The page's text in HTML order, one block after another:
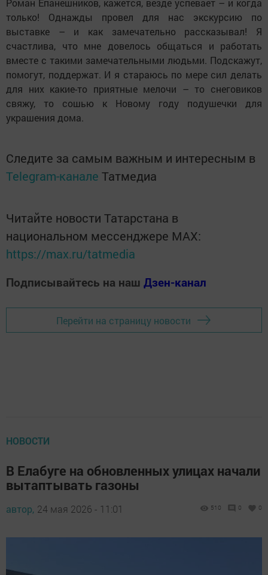
Роман Епанешников, кажется, везде успевает – и когда
только! Однажды провел для нас экскурсию по
выставке – и как замечательно рассказывал! Я
счастлива, что мне довелось общаться и работать
вместе с такими замечательными людьми. Подскажут,
помогут, поддержат. И я стараюсь по мере сил делать
для них какие-то приятные мелочи – то снеговиков
свяжу, то сошью к Новому году подушечки для
украшения дома.
Следите за самым важным и интересным в
Telegram-канале Татмедиа
Читайте новости Татарстана в
национальном мессенджере MАХ:
https://max.ru/tatmedia
Подписывайтесь на наш Дзен-канал
Перейти на страницу новости
НОВОСТИ
В Елабуге на обновленных улицах начали
вытаптывать газоны
автор, 24 мая 2026 - 11:01 510 0 0